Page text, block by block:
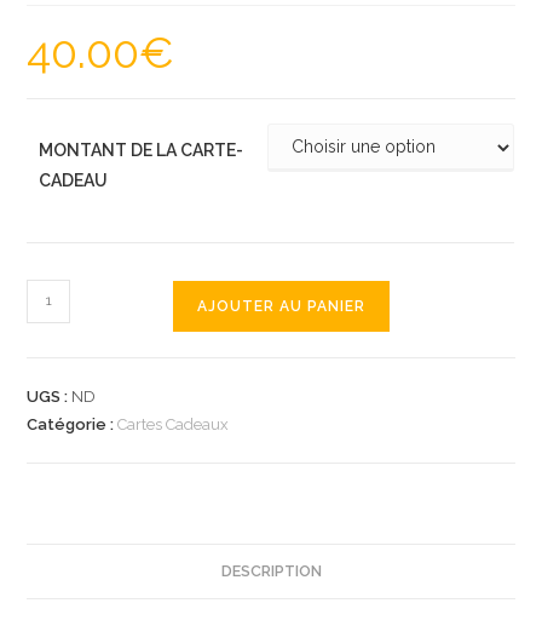
40.00€
MONTANT DE LA CARTE-
CADEAU
quantité
de
AJOUTER AU PANIER
UGS : ND
Catégorie :Cartes Cadeaux
DESCRIPTION